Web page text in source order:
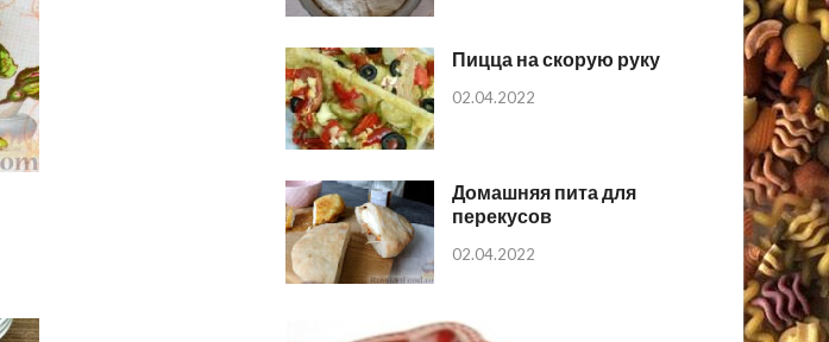
Пицца на скорую руку
02.04.2022
Домашняя пита для
перекусов
02.04.2022